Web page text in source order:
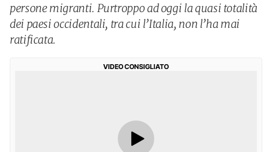
persone migranti. Purtroppo ad oggi la quasi totalità
dei paesi occidentali, tra cui l’Italia, non l’ha mai
ratificata.
VIDEO CONSIGLIATO